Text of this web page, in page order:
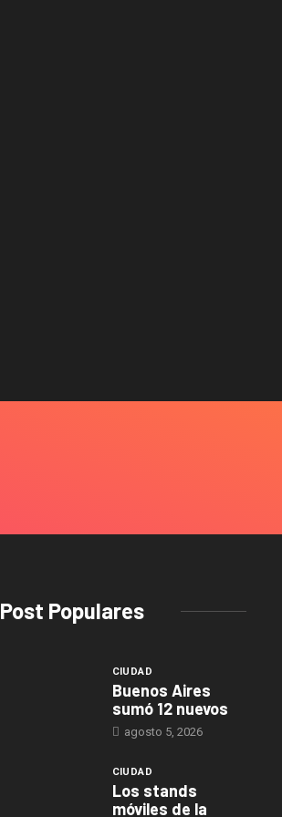
Post Populares
CIUDAD
Buenos Aires
sumó 12 nuevos
agosto 5, 2026
CIUDAD
Los stands
móviles de la